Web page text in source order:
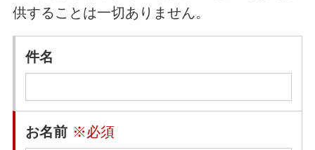
供することは一切ありません。
件名
お名前 ※必須